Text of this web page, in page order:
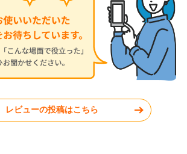
野市 東京都小平市
工事実績をもっと見る
レビューの投稿はこちら